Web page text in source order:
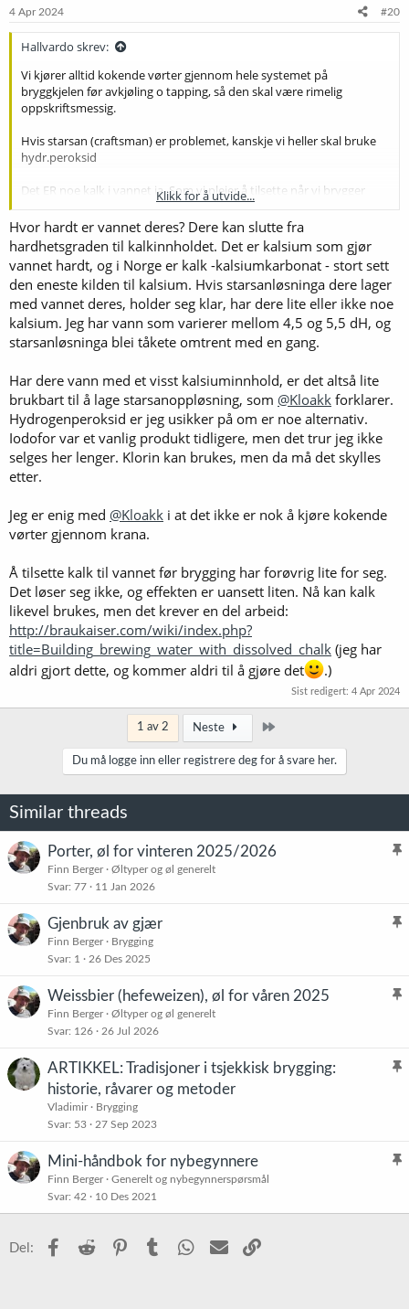
4 Apr 2024 #20
Hallvardo skrev:
Vi kjører alltid kokende vørter gjennom hele systemet på
bryggkjelen før avkjøling o tapping, så den skal være rimelig
oppskriftsmessig.
Hvis starsan (craftsman) er problemet, kanskje vi heller skal bruke
hydr.peroksid
Det ER noe kalk i vannet ja. Som vi pleier å tilsette når vi brygger
Klikk for å utvide...
Hvor hardt er vannet deres? Dere kan slutte fra
hardhetsgraden til kalkinnholdet. Det er kalsium som gjør
vannet hardt, og i Norge er kalk -kalsiumkarbonat - stort sett
den eneste kilden til kalsium. Hvis starsanløsninga dere lager
med vannet deres, holder seg klar, har dere lite eller ikke noe
kalsium. Jeg har vann som varierer mellom 4,5 og 5,5 dH, og
starsanløsninga blei tåkete omtrent med en gang.
Har dere vann med et visst kalsiuminnhold, er det altså lite
brukbart til å lage starsanoppløsning, som @Kloakk forklarer.
Hydrogenperoksid er jeg usikker på om er noe alternativ.
Iodofor var et vanlig produkt tidligere, men det trur jeg ikke
selges her lenger. Klorin kan brukes, men da må det skylles
etter.
Jeg er enig med @Kloakk i at det ikke er nok å kjøre kokende
vørter gjennom krana.
Å tilsette kalk til vannet før brygging har forøvrig lite for seg.
Det løser seg ikke, og effekten er uansett liten. Nå kan kalk
likevel brukes, men det krever en del arbeid:
http://braukaiser.com/wiki/index.php?
title=Building_brewing_water_with_dissolved_chalk (jeg har
aldri gjort dette, og kommer aldri til å gjøre det
.)
Sist redigert: 4 Apr 2024
1 av 2 Neste
Du må logge inn eller registrere deg for å svare her.
Similar threads
K
t
Porter, øl for vinteren 2025/2026
Finn Berger
Øltyper og øl generelt
Svar 77 11 Jan 2026
K
t
Gjenbruk av gjær
Finn Berger
Brygging
Svar 1 26 Des 2025
K
t
Weissbier (hefeweizen), øl for våren 2025
Finn Berger
Øltyper og øl generelt
Svar 126 26 Jul 2026
K
r
ARTIKKEL: Tradisjoner i tsjekkisk brygging:
historie, råvarer og metoder
Vladimir
Brygging
Svar 53 27 Sep 2023
K
s
Mini-håndbok for nybegynnere
Finn Berger
Generelt og nybegynnerspørsmål
Svar 42 10 Des 2021
Del: Facebook
Reddit PinterestTumblr WhatsApp
E-post